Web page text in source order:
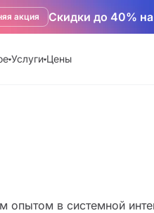
акция Скидки до 40%
Услуги Цены
в системной